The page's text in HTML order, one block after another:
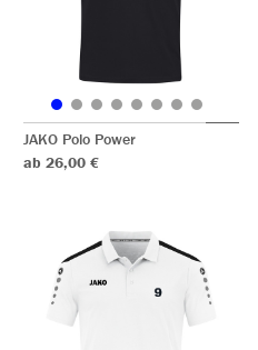
JAKO Polo Power
ab 26,00 €